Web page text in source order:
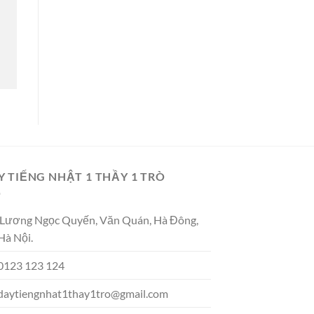
TIẾNG NHẬT 1 THẦY 1 TRÒ
Ngọc Quyến, Văn Quán, Hà Đông,
Nội.
123 124